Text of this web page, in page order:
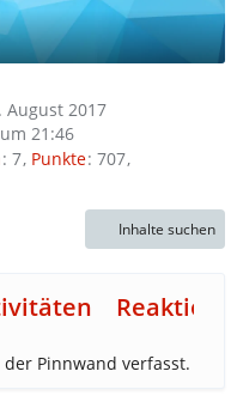
2017
21:46
7 Punkte 707
Inhalte suchen
Pinnwand verfasst.